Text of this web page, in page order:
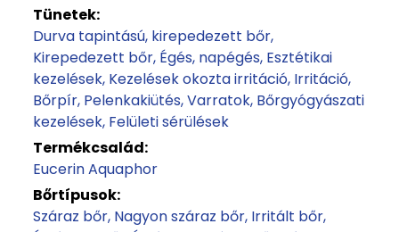
Tünetek:
Durva tapintású, kirepedezett bőr
Kirepedezett bőr Égés, napégés Esztétikai
kezelések Kezelések okozta irritáció Irritáció
Bőrpír Pelenkakiütés Varratok Bőrgyógyászati
kezelések Felületi sérülések
Termékcsalád:
Eucerin Aquaphor
Bőrtípusok:
Száraz bőr Nagyon száraz bőr Irritált bőr